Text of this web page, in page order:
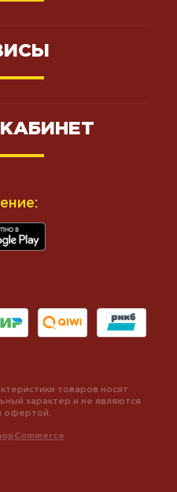
товаров носят
характер и не являются
офертой.